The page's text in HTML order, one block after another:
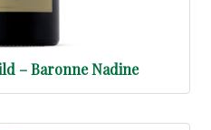
– Baronne Nadine